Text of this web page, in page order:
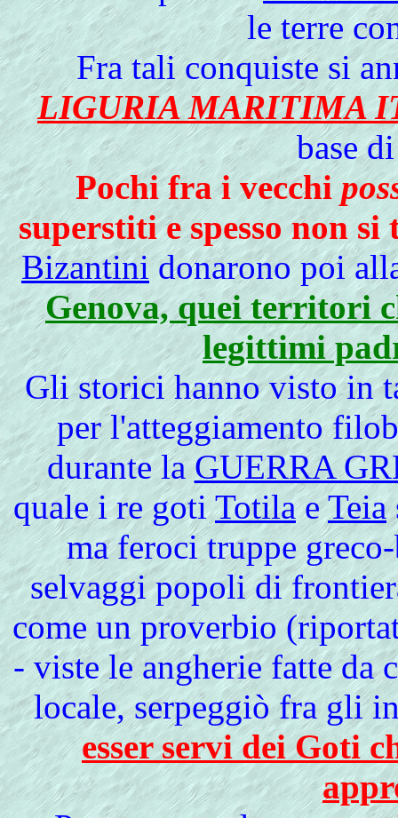
le terre
Fra tali conquiste si
LIGURIA MARITIMA
base
Pochi fra i vecchi
superstiti e spesso non
Bizantinidonarono poi
Genova, quei territori
legittimi
Gli storici hanno visto in
per l'atteggiamento
durante laGUERRA
quale i re gotiTotilaeTeia
ma feroci truppe
selvaggi popoli di
come un proverbio
- viste le angherie fatte da
locale, serpeggiò fra gli
esser servi dei Goti